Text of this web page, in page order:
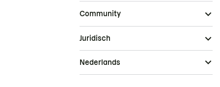
Community
Juridisch
Nederlands